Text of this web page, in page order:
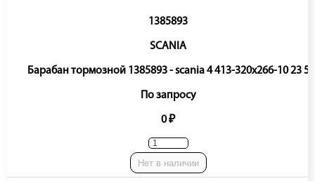
1385893
SCANIA
Барабан тормозной 1385893 - scania 4 413-320x266-10 23 5
По запросу
0 ₽
Нет в наличии